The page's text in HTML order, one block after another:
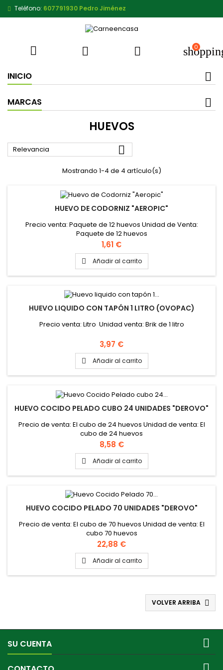
Teléfono: 607791930 Pedro Jiménez
   0
INICIO
MARCAS
HUEVOS
Relevancia 
Mostrando 1-4 de 4 artículo(s)
HUEVO DE CODORNIZ "AEROPIC"
Precio venta: Paquete de 12 huevos Unidad de Venta:
Paquete de 12 huevos
Precio
1,61 €
 Añadir al carrito
HUEVO LIQUIDO CON TAPÓN 1 LITRO (OVOPAC)
Precio venta: Litro Unidad venta: Brik de 1 litro
Precio
3,97 €
 Añadir al carrito
HUEVO COCIDO PELADO CUBO 24 UNIDADES "DEROVO"
Precio de venta: El cubo de 24 huevos Unidad de venta: El
cubo de 24 huevos
Precio
8,58 €
 Añadir al carrito
HUEVO COCIDO PELADO 70 UNIDADES "DEROVO"
Precio de venta: El cubo de 70 huevos Unidad de venta: El
cubo 70 huevos
Precio
22,88 €
 Añadir al carrito
VOLVER ARRIBA 
SU CUENTA 